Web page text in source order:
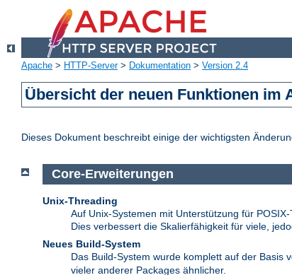
Apache > HTTP-Server> Dokumentation > Version 2.4
Übersicht der neuen Funktionen im
Dieses Dokument beschreibt einige der wichtigsten
Core-Erweiterungen
Unix-Threading
Auf Unix-Systemen mit Unterstützung für
Dies verbessert die Skalierfähigkeit für viele,
Neues Build-System
Das Build-System wurde komplett auf der Basis
vieler anderer Packages ähnlicher.